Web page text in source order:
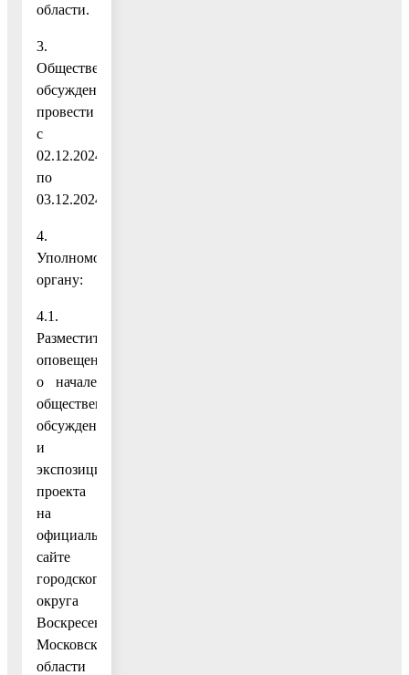
области.
3.
Общественные
обсуждения
провести
с
02.12.2024
по
03.12.2024.
4.
Уполномоченному
органу:
4.1.
Разместить
оповещение
о начале
общественных
обсуждений
и
экспозицию
проекта
на
официальном
сайте
городского
округа
Воскресенск
Московской
области